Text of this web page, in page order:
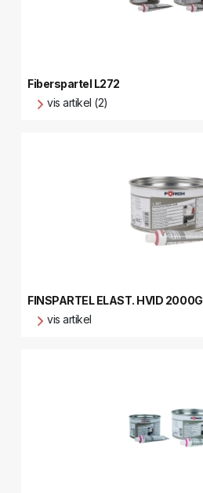
Fiberspartel L272
vis artikel (2)
FINSPARTEL ELAST. HVID 2000G
vis artikel